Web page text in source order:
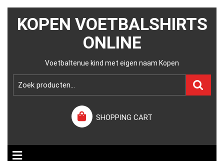
KOPEN VOETBALSHIRTS
ONLINE
Voetbaltenue kind met eigen naam Kopen
SHOPPING CART